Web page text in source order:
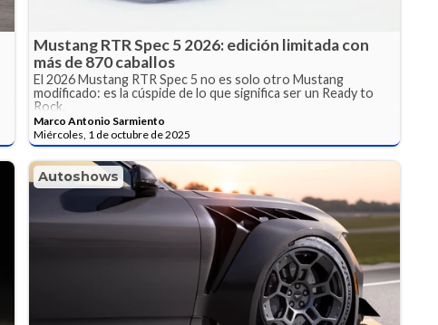
Mustang RTR Spec 5 2026: edición limitada con
más de 870 caballos
El 2026 Mustang RTR Spec 5 no es solo otro Mustang
modificado: es la cúspide de lo que significa ser un Ready to
Rock.
Marco Antonio Sarmiento
Miércoles, 1 de octubre de 2025
Autoshows